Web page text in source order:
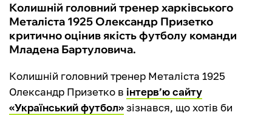
Колишній головний тренер харківського
Металіста 1925 Олександр Призетко
критично оцінив якість футболу команди
Младена Бартуловича.
Колишній головний тренер Металіста 1925
Олександр Призетко в інтерв’ю сайту
«Український футбол»зізнався, що хотів би